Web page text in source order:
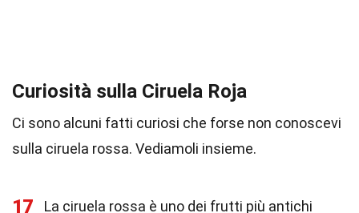
Curiosità sulla Ciruela Roja
Ci sono alcuni fatti curiosi che forse non conoscevi
sulla ciruela rossa. Vediamoli insieme.
17
La ciruela rossa è uno dei frutti più antichi